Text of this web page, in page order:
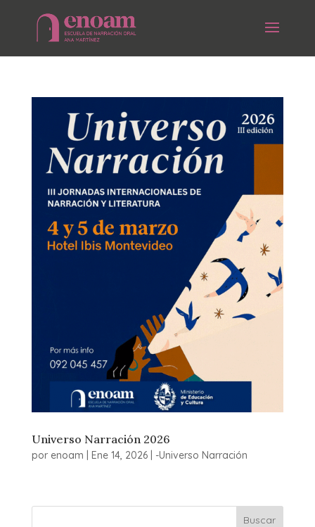
Universo Narración 2026
por enoam Ene 14, 2026| -Universo Narración
Buscar